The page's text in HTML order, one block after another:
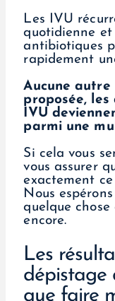
Les IVU
quotidienne
antibiotiques
rapidement
Aucune
proposée,
IVU
parmi une
Si cela vous
vous assurer
exactement
Nous
quelque chose
encore.
Les
dépistage
que faire